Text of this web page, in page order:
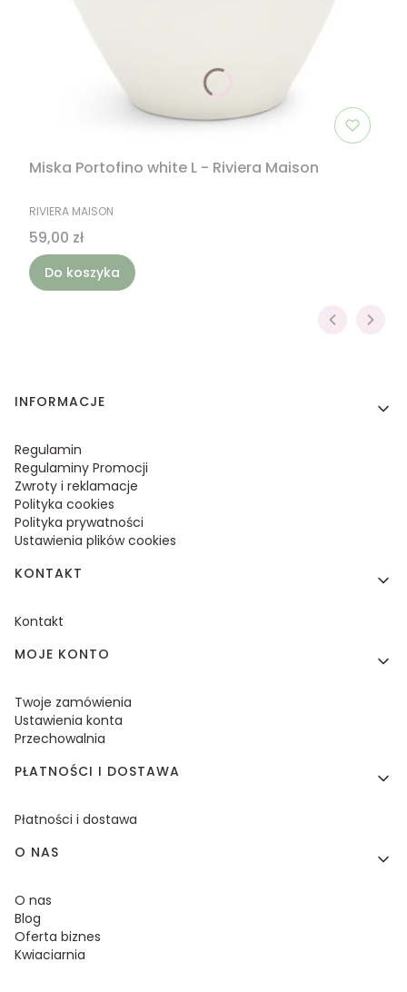
Miska Portofino white L - Riviera Maison
PRODUCENT
RIVIERA MAISON
Cena
59,00 zł
Do koszyka
Linki w stopce
INFORMACJE
Regulamin
Regulaminy Promocji
Zwroty i reklamacje
Polityka cookies
Polityka prywatności
Ustawienia plików cookies
KONTAKT
Kontakt
MOJE KONTO
Twoje zamówienia
Ustawienia konta
Przechowalnia
PŁATNOŚCI I DOSTAWA
Płatności i dostawa
O NAS
O nas
Blog
Oferta biznes
Kwiaciarnia